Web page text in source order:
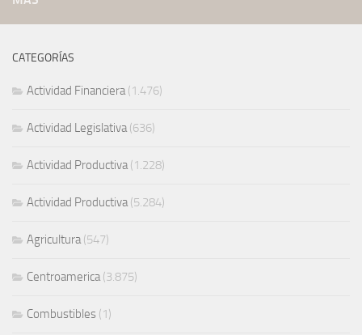
CATEGORÍAS
Actividad Financiera(1.476)
Actividad Legislativa(636)
Actividad Productiva(1.228)
Actividad Productiva(5.284)
Agricultura(547)
Centroamerica(3.875)
Combustibles (1)